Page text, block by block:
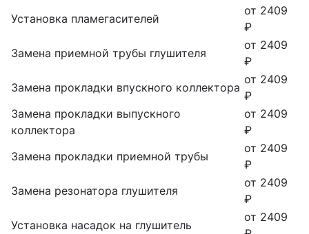
Установка пламегасителей
от 2409
₽
Замена приемной трубы глушителя
от 2409
₽
Замена прокладки впускного коллектора
от 2409
₽
Замена прокладки выпускного
коллектора
от 2409
₽
Замена прокладки приемной трубы
от 2409
₽
Замена резонатора глушителя
от 2409
₽
Установка насадок на глушитель
от 2409